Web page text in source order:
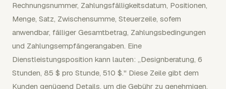
Rechnungsnummer, Zahlungsfälligkeitsdatum, Positionen,
Menge, Satz, Zwischensumme, Steuerzeile, sofern
anwendbar, fälliger Gesamtbetrag, Zahlungsbedingungen
und Zahlungsempfängerangaben. Eine
Dienstleistungsposition kann lauten: „Designberatung, 6
Stunden, 85 $ pro Stunde, 510 $." Diese Zeile gibt dem
Kunden genügend Details, um die Gebühr zu genehmigen.